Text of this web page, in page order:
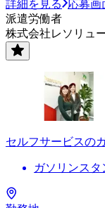
詳細を見る
応募画
派遣労働者
株式会社レソリュ
セルフサービスの
ガソリンスタ